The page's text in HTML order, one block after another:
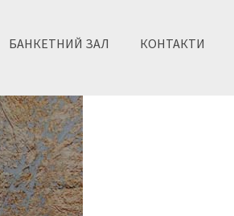
БАНКЕТНИЙ ЗАЛ КОНТАКТИ